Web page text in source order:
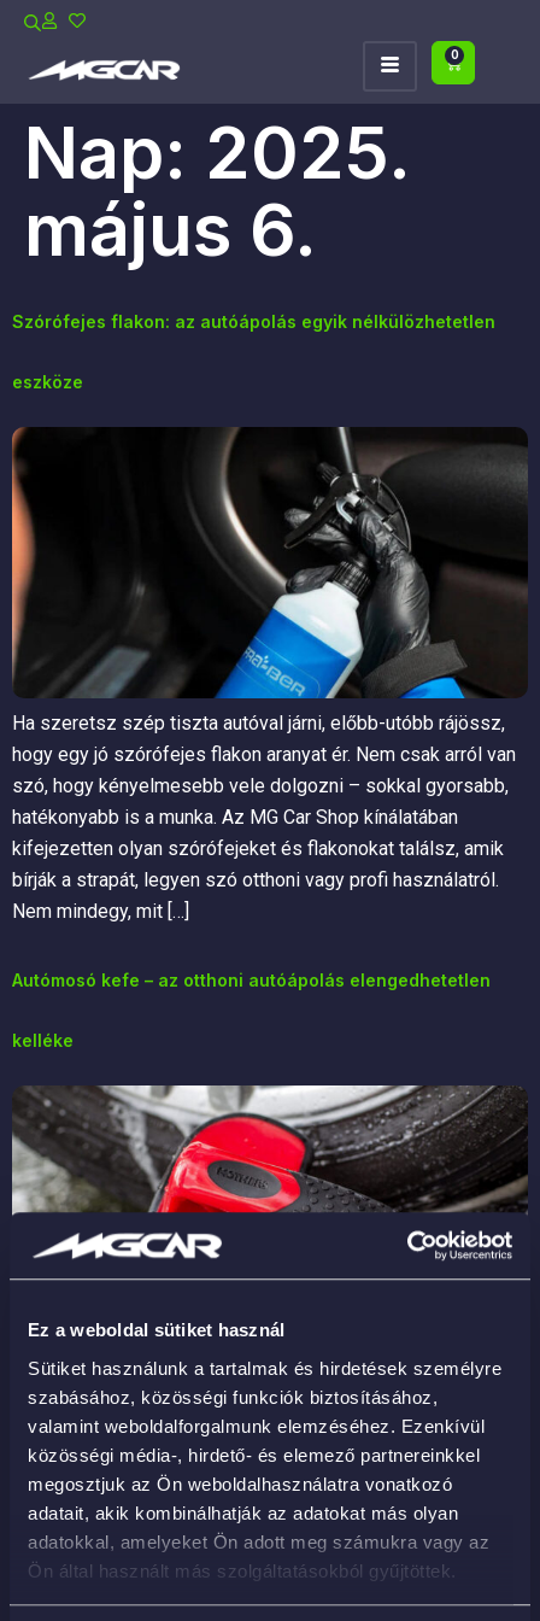
Ez a weboldal sütiket használ
Sütiket használunk a tartalmak és hirdetések személyre
szabásához, közösségi funkciók biztosításához,
valamint weboldalforgalmunk elemzéséhez. Ezenkívül
közösségi média-, hirdető- és elemező partnereinkkel
megosztjuk az Ön weboldalhasználatra vonatkozó
adatait, akik kombinálhatják az adatokat más olyan
adatokkal, amelyeket Ön adott meg számukra vagy az
Ön által használt más szolgáltatásokból gyűjtöttek.
0
Nap: 2025.
május 6.
Szórófejes flakon: az autóápolás egyik nélkülözhetetlen
eszköze
Ha szeretsz szép tiszta autóval járni, előbb-utóbb rájössz,
hogy egy jó szórófejes flakon aranyat ér. Nem csak arról van
szó, hogy kényelmesebb vele dolgozni – sokkal gyorsabb,
hatékonyabb is a munka. Az MG Car Shop kínálatában
kifejezetten olyan szórófejeket és flakonokat találsz, amik
bírják a strapát, legyen szó otthoni vagy profi használatról.
Nem mindegy, mit […]
Autómosó kefe – az otthoni autóápolás elengedhetetlen
kelléke
Az autómosó kefe számos háztartásban kultikus tárgynak
minősül, hiszen sokan a mai napig szívesen végzik el maguk
az autójuk tisztítását, ami teljesen érthető. Nemcsak pénzt
lehet megtakarítani így, hanem meditációnak sem utolsó,
ahogy szertartásosan életünk egy fontos tárgyának a
karbantartására koncentrálunk. Tulajdonképpen egy feltétele
van, hogy ezt kompromisszumok nélkül megtehessük, ez
pedig a megfelelő felszerelés […]